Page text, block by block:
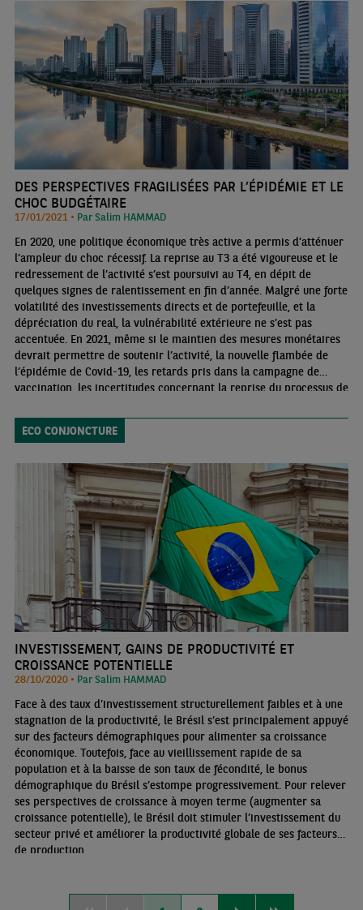
DES PERSPECTIVES FRAGILISÉES PAR L’ÉPIDÉMIE ET LE
CHOC BUDGÉTAIRE
17/01/2021 • Par Salim HAMMAD
En 2020, une politique économique très active a permis d’atténuer
l’ampleur du choc récessif. La reprise au T3 a été vigoureuse et le
redressement de l’activité s’est poursuivi au T4, en dépit de
quelques signes de ralentissement en fin d’année. Malgré une forte
volatilité des investissements directs et de portefeuille, et la
dépréciation du real, la vulnérabilité extérieure ne s’est pas
accentuée. En 2021, même si le maintien des mesures monétaires
devrait permettre de soutenir l’activité, la nouvelle flambée de
l’épidémie de Covid-19, les retards pris dans la campagne de
vaccination, les incertitudes concernant la reprise du processus de
sont autant de sujets susceptibles d’agiter les marchés et de
déstabiliser la reprise
ECO CONJONCTURE
INVESTISSEMENT, GAINS DE PRODUCTIVITÉ ET
CROISSANCE POTENTIELLE
28/10/2020 • Par Salim HAMMAD
Face à des taux d’investissement structurellement faibles et à une
stagnation de la productivité, le Brésil s’est principalement appuyé
sur des facteurs démographiques pour alimenter sa croissance
économique. Toutefois, face au vieillissement rapide de sa
population et à la baisse de son taux de fécondité, le bonus
démographique du Brésil s’estompe progressivement. Pour relever
ses perspectives de croissance à moyen terme (augmenter sa
croissance potentielle), le Brésil doit stimuler l’investissement du
secteur privé et améliorer la productivité globale de ses facteurs
de production